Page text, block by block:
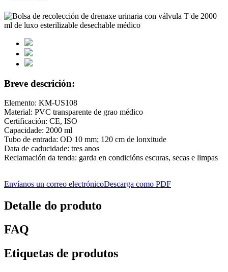
Breve descrición:
Elemento: KM-US108
Material: PVC transparente de grao médico
Certificación: CE, ISO
Capacidade: 2000 ml
Tubo de entrada: OD 10 mm; 120 cm de lonxitude
Data de caducidade: tres anos
Reclamación da tenda: garda en condicións escuras, secas e limpas
Envíanos un correo electrónicoDescarga como PDF
Detalle do produto
FAQ
Etiquetas de produtos